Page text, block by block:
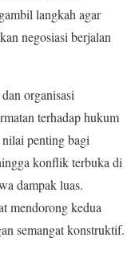
langkah agar
negosiasi berjalan
organisasi
terhadap hukum
penting bagi
konflik terbuka di
dampak luas.
mendorong kedua
semangat konstruktif.